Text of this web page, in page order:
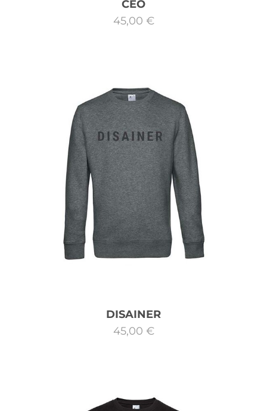
CEO
45,00 €
DISAINER
45,00 €